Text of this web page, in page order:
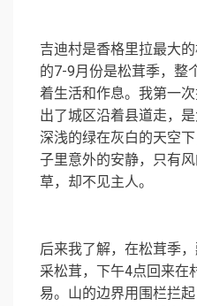
吉迪村是香格里拉最大
的7-9月份是松茸季，整
着生活和作息。我第一
出了城区沿着县道走，
深浅的绿在灰白的天空
子里意外的安静，只有
草，却不见主人。
后来我了解，在松茸季
采松茸，下午4点回来在
易。山的边界用围栏拦